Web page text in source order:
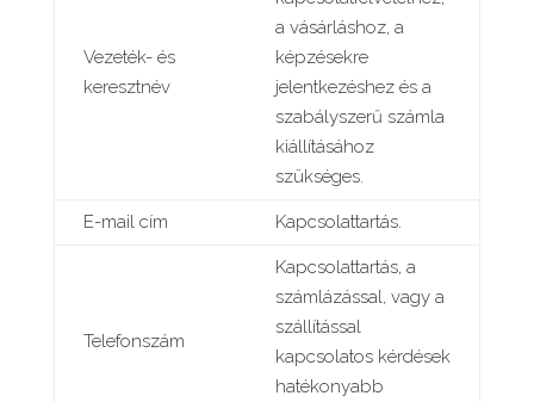
Vezeték- és
keresztnév
a vásárláshoz, a
képzésekre
jelentkezéshez és a
szabályszerű számla
kiállításához
szükséges.
E-mail cím Kapcsolattartás.
Telefonszám
Kapcsolattartás, a
számlázással, vagy a
szállítással
kapcsolatos kérdések
hatékonyabb